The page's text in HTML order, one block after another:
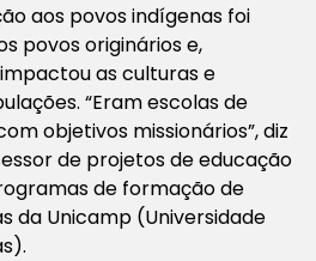
aos povos indígenas foi
povos originários e,
as culturas e
“Eram escolas de
objetivos missionários”, diz
de projetos de educação
de formação de
da Unicamp (Universidade